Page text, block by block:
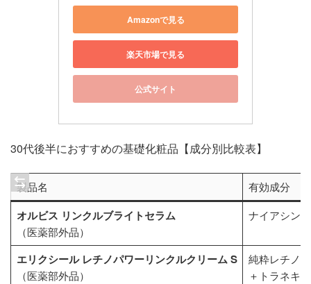
Amazonで見る
楽天市場で見る
公式サイト
30代後半におすすめの基礎化粧品【成分別比較表】
製品名 有効成分
オルビス リンクルブライトセラム
（医薬部外品）
ナイアシン
エリクシール レチノパワーリンクルクリーム S
（医薬部外品）
純粋レチノ
＋トラネキ